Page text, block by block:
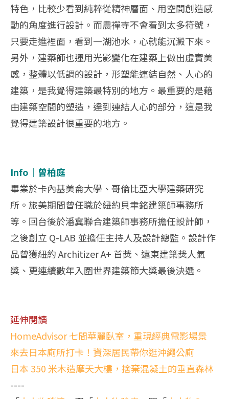
特色，比較少看到純粹從精神層面、用空間創造感
動的角度進行設計。而農禪寺不會看到太多符號，
只要走進裡面，看到一湖池水，心就能沉澱下來。
另外，建築師也運用光影變化在建築上做出虛實美
感，整體以低調的設計，形塑能連結自然、人心的
建築，是我覺得建築最特別的地方。最重要的是藉
由建築空間的塑造，達到連結人心的部分，這是我
覺得建築設計很重要的地方。
Info│曾柏庭
畢業於卡內基美侖大學、哥倫比亞大學建築研究
所。旅美期間曾任職於紐約貝聿銘建築師事務所
等。回台後於潘冀聯合建築師事務所擔任設計師，
之後創立 Q-LAB 並擔任主持人及設計總監。設計作
品曾獲紐約 Architizer A+ 首獎、遠東建築獎人氣
獎、更連續數年入圍世界建築節大獎最後決選。
延伸閱讀
HomeAdvisor 七間華麗臥室，重現經典電影場景
來去日本廁所打卡！資深居民帶你逛沖繩公廁
日本 350 米木造摩天大樓，捨棄混凝土的垂直森林
----